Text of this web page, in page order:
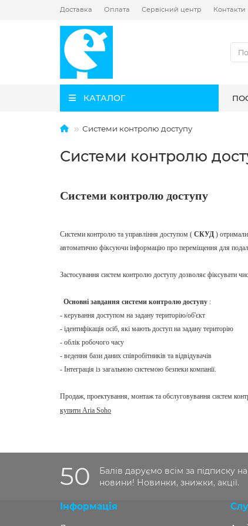
Доставка Оплата Сервісний центр Контакти
КАТАЛОГ
Системи контролю доступу
Системи контролю
Системи контролю доступу
Системи контролю та управління доступом ( СКУД )
автоматично фіксуючи інформацію про переміщення для
Застосування систем контролю доступу дозволяє фіксувати
Основні завдання системи контролю доступу :
- керування доступом на задану територію/об'єкт
- ідентифікація осіб, які мають доступ на задану територію
- облік робочого часу
- ведення бази даних співробітників та відвідувачів
- Інтеграція із загальною системою безпеки компанії.
Продаж, проектування, монтаж та обслуговування систем
купити Aria Soho
50
Балів даруємо всім за підписку на
новини! Новинки, знижки, акції.
Інформація